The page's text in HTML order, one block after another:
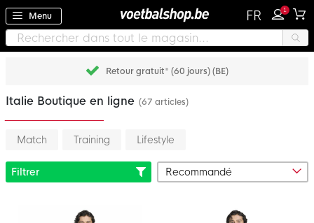
Menu FR 1
Retour gratuit* (60 jours) (BE)
Italie Boutique en ligne (67 articles)
Match Training Lifestyle
Filtrer